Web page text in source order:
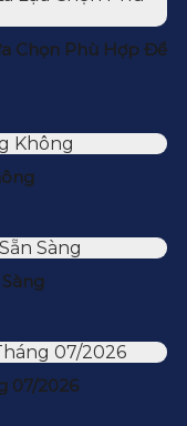
Chọn Phù Hợp Để
07/2026